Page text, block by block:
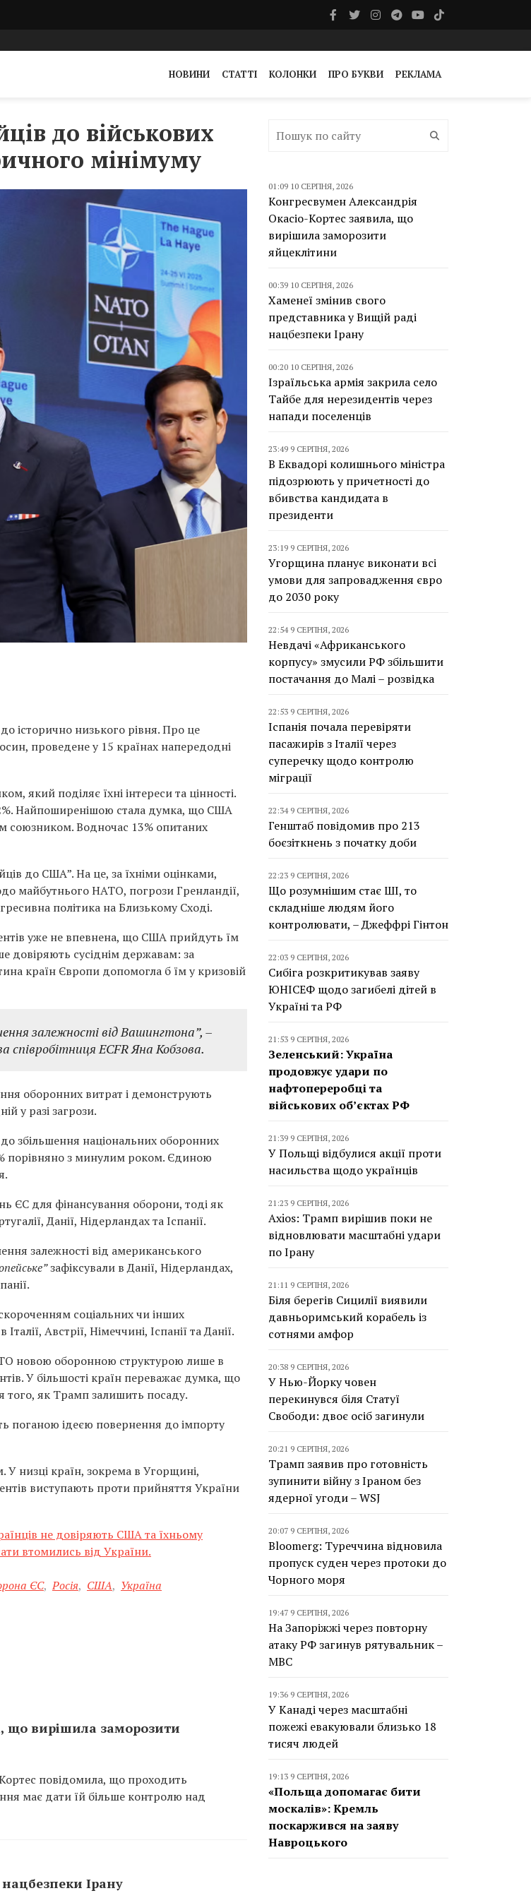
НОВИНИ СТАТТІ КОЛОНКИ ПРО БУКВИ РЕКЛАМА
до військових
мінімуму
історично низького рівня. Про це
проведене у 15 країнах напередодні
який поділяє їхні інтереси та цінності.
Найпоширенішою стала думка, що США
союзником. Водночас 13% опитаних
до США”. На це, за їхніми оцінками,
майбутнього НАТО, погрози Гренландії,
політика на Близькому Сході.
уже не впевнена, що США прийдуть їм
довіряють сусіднім державам: за
країн Європи допомогла б їм у кризовій
залежності від Вашингтона”, –
співробітниця ECFR Яна Кобзова.
оборонних витрат і демонструють
у разі загрози.
збільшення національних оборонних
порівняно з минулим роком. Єдиною
ЄС для фінансування оборони, тоді як
Данії, Нідерландах та Іспанії.
залежності від американського
зафіксували в Данії, Нідерландах,
соціальних чи інших
Австрії, Німеччині, Іспанії та Данії.
новою оборонною структурою лише в
У більшості країн переважає думка, що
як Трамп залишить посаду.
поганою ідеєю повернення до імпорту
низці країн, зокрема в Угорщині,
виступають проти прийняття України
не довіряють США та їхньому
втомились від України.
ЄС, Росія, США, Україна
що вирішила заморозити
повідомила, що проходить
має дати їй більше контролю над
Ірану
01:09 10 СЕРПНЯ, 2026
Конгресвумен Александрія
Окасіо-Кортес заявила, що
вирішила заморозити
яйцеклітини
00:39 10 СЕРПНЯ, 2026
Хаменеї змінив свого
представника у Вищій раді
нацбезпеки Ірану
00:20 10 СЕРПНЯ, 2026
Ізраїльська армія закрила село
Тайбе для нерезидентів через
напади поселенців
23:49 9 СЕРПНЯ, 2026
В Еквадорі колишнього міністра
підозрюють у причетності до
вбивства кандидата в
президенти
23:19 9 СЕРПНЯ, 2026
Угорщина планує виконати всі
умови для запровадження євро
до 2030 року
22:54 9 СЕРПНЯ, 2026
Невдачі «Африканського
корпусу» змусили РФ збільшити
постачання до Малі – розвідка
22:53 9 СЕРПНЯ, 2026
Іспанія почала перевіряти
пасажирів з Італії через
суперечку щодо контролю
міграції
22:34 9 СЕРПНЯ, 2026
Генштаб повідомив про 213
боєзіткнень з початку доби
22:23 9 СЕРПНЯ, 2026
Що розумнішим стає ШІ, то
складніше людям його
контролювати, – Джеффрі Гінтон
22:03 9 СЕРПНЯ, 2026
Сибіга розкритикував заяву
ЮНІСЕФ щодо загибелі дітей в
Україні та РФ
21:53 9 СЕРПНЯ, 2026
Зеленський: Україна
продовжує удари по
нафтопереробці та
військових об’єктах РФ
21:39 9 СЕРПНЯ, 2026
У Польщі відбулися акції проти
насильства щодо українців
21:23 9 СЕРПНЯ, 2026
Axios: Трамп вирішив поки не
відновлювати масштабні удари
по Ірану
21:11 9 СЕРПНЯ, 2026
Біля берегів Сицилії виявили
давньоримський корабель із
сотнями амфор
20:38 9 СЕРПНЯ, 2026
У Нью-Йорку човен
перекинувся біля Статуї
Свободи: двоє осіб загинули
20:21 9 СЕРПНЯ, 2026
Трамп заявив про готовність
зупинити війну з Іраном без
ядерної угоди – WSJ
20:07 9 СЕРПНЯ, 2026
Bloomerg: Туреччина відновила
пропуск суден через протоки до
Чорного моря
19:47 9 СЕРПНЯ, 2026
На Запоріжжі через повторну
атаку РФ загинув рятувальник –
МВС
19:36 9 СЕРПНЯ, 2026
У Канаді через масштабні
пожежі евакуювали близько 18
тисяч людей
19:13 9 СЕРПНЯ, 2026
«Польща допомагає бити
москалів»: Кремль
поскаржився на заяву
Навроцького